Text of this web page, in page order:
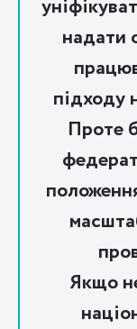
надати
підходу
Проте
Якщо